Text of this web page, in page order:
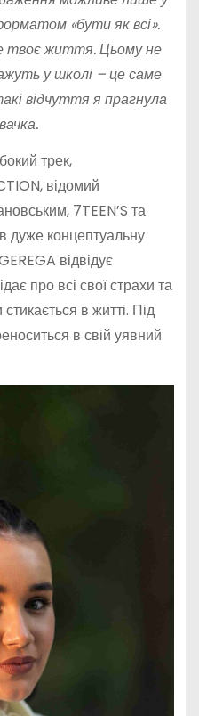
«бути як всі».
твоє життя. Цьому не
у школі – це саме
відчуття я прагнула
трек,
відомий
7TEEN’S та
дуже концептуальну
відвідує
про всі свої страхи та
в житті. Під
в свій уявний